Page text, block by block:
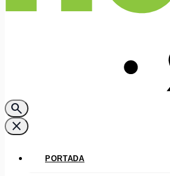
search
close
PORTADA